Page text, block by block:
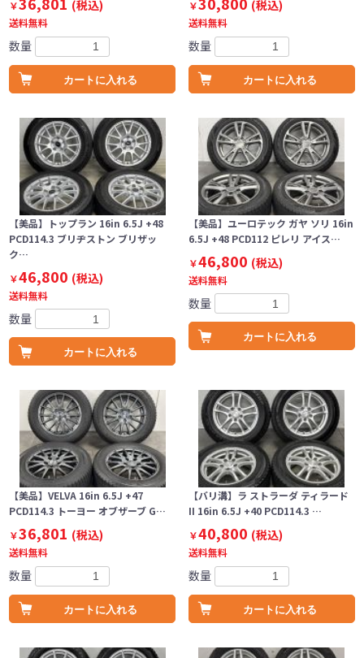
￥ (税込)
送料無料
数量
カートに入れる
￥ (税込)
送料無料
数量
カートに入れる
【美品】トップラン 16in 6.5J +48
PCD114.3 ブリヂストン ブリザッ
ク…
￥46,800 (税込)
送料無料
数量
カートに入れる
【美品】ユーロテック ガヤ ソリ 16in
6.5J +48 PCD112 ピレリ アイス…
￥46,800 (税込)
送料無料
数量
カートに入れる
【美品】VELVA 16in 6.5J +47
PCD114.3 トーヨー オブザーブ G…
￥36,801 (税込)
送料無料
数量
カートに入れる
【バリ溝】ラ ストラーダ ティラード
II 16in 6.5J +40 PCD114.3 …
￥40,800 (税込)
送料無料
数量
カートに入れる